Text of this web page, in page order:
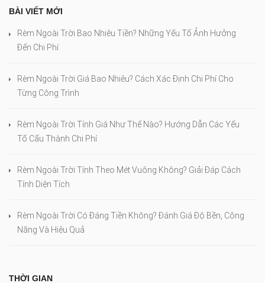
BÀI VIẾT MỚI
Rèm Ngoài Trời Bao Nhiêu Tiền? Những Yếu Tố Ảnh Hưởng
Đến Chi Phí
Rèm Ngoài Trời Giá Bao Nhiêu? Cách Xác Định Chi Phí Cho
Từng Công Trình
Rèm Ngoài Trời Tính Giá Như Thế Nào? Hướng Dẫn Các Yếu
Tố Cấu Thành Chi Phí
Rèm Ngoài Trời Tính Theo Mét Vuông Không? Giải Đáp Cách
Tính Diện Tích
Rèm Ngoài Trời Có Đáng Tiền Không? Đánh Giá Độ Bền, Công
Năng Và Hiệu Quả
THỜI GIAN